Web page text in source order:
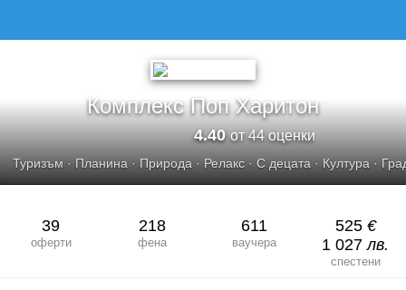
Комплекс Поп Харитон
4.40от 44 оценки
Туризъм · Планина · Природа · Релакс · С децата · Култура ·
39
оферти
218
фена
611
ваучера
525 €
1 027лв.
спестени